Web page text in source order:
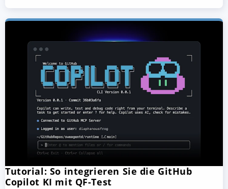
Tutorial: So integrieren Sie die GitHub
Copilot KI mit QF-Test